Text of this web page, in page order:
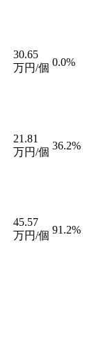
30.65
万円/個 0.0%
21.81
万円/個
36.2%
45.57
万円/個 91.2%